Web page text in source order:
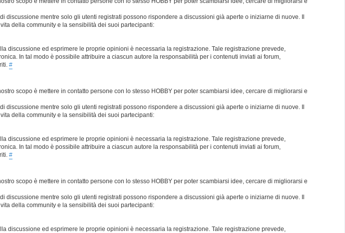
mentre solo gli utenti registrati possono rispondere a discussioni già aperte o iniziarne di nuove. Il
della community e la sensibilità dei suoi partecipanti:
discussione ed esprimere le proprie opinioni è necessaria la registrazione. Tale registrazione prevede,
In tal modo è possibile attribuire a ciascun autore la responsabilità per i contenuti inviati ai forum,
#
scopo è mettere in contatto persone con lo stesso HOBBY per poter scambiarsi idee, cercare di migliorarsi e
mentre solo gli utenti registrati possono rispondere a discussioni già aperte o iniziarne di nuove. Il
della community e la sensibilità dei suoi partecipanti:
discussione ed esprimere le proprie opinioni è necessaria la registrazione. Tale registrazione prevede,
In tal modo è possibile attribuire a ciascun autore la responsabilità per i contenuti inviati ai forum,
#
scopo è mettere in contatto persone con lo stesso HOBBY per poter scambiarsi idee, cercare di migliorarsi e
mentre solo gli utenti registrati possono rispondere a discussioni già aperte o iniziarne di nuove. Il
della community e la sensibilità dei suoi partecipanti:
discussione ed esprimere le proprie opinioni è necessaria la registrazione. Tale registrazione prevede,